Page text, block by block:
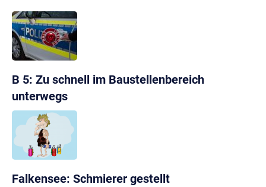
B 5: Zu schnell im Baustellenbereich
unterwegs
Falkensee: Schmierer gestellt